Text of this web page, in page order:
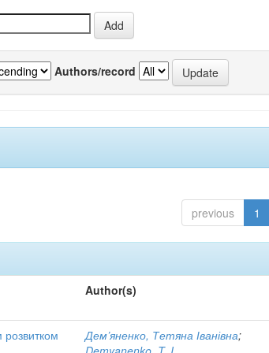
Authors/record
previous 1
Author(s)
розвитком
Дем’яненко, Тетяна Іванівна;